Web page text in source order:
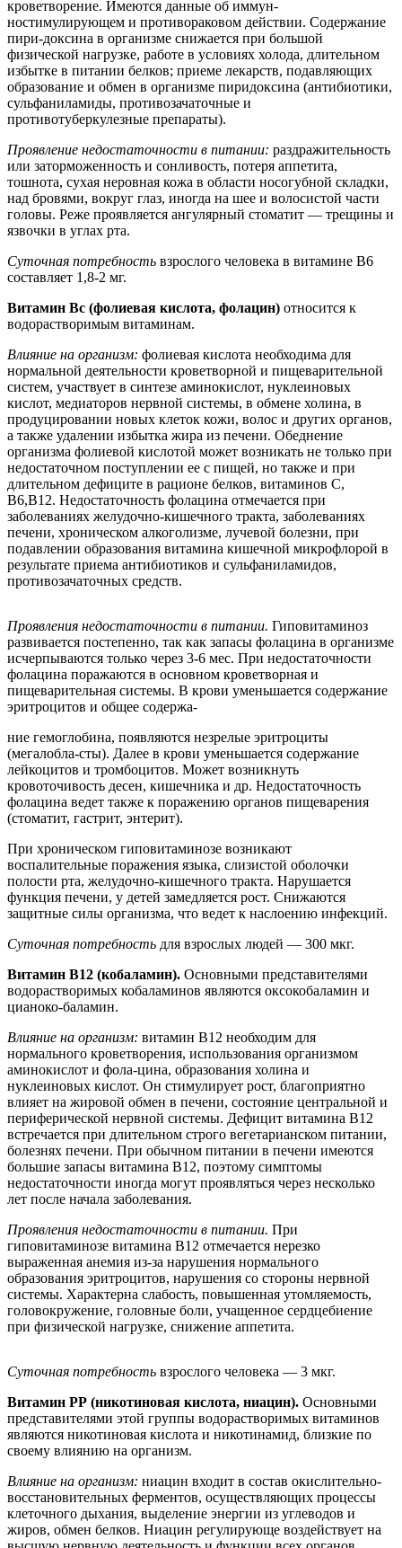
кроветворение. Имеются данные об иммун-
ностимулирующем и противораковом действии. Содержание
пири-доксина в организме снижается при большой
физической нагрузке, работе в условиях холода, длительном
избытке в питании белков; приеме лекарств, подавляющих
образование и обмен в организме пиридоксина (антибиотики,
сульфаниламиды, противозачаточные и
противотуберкулезные препараты).
Проявление недостаточности в питании: раздражительность
или заторможенность и сонливость, потеря аппетита,
тошнота, сухая неровная кожа в области носогубной складки,
над бровями, вокруг глаз, иногда на шее и волосистой части
головы. Реже проявляется ангулярный стоматит — трещины и
язвочки в углах рта.
Суточная потребность взрослого человека в витамине В6
составляет 1,8-2 мг.
Витамин Вс (фолиевая кислота, фолацин) относится к
водорастворимым витаминам.
Влияние на организм: фолиевая кислота необходима для
нормальной деятельности кроветворной и пищеварительной
систем, участвует в синтезе аминокислот, нуклеиновых
кислот, медиаторов нервной системы, в обмене холина, в
продуцировании новых клеток кожи, волос и других органов,
а также удалении избытка жира из печени. Обеднение
организма фолиевой кислотой может возникать не только при
недостаточном поступлении ее с пищей, но также и при
длительном дефиците в рационе белков, витаминов С,
В6,В12. Недостаточность фолацина отмечается при
заболеваниях желудочно-кишечного тракта, заболеваниях
печени, хроническом алкоголизме, лучевой болезни, при
подавлении образования витамина кишечной микрофлорой в
результате приема антибиотиков и сульфаниламидов,
противозачаточных средств.
Проявления недостаточности в питании. Гиповитаминоз
развивается постепенно, так как запасы фолацина в организме
исчерпываются только через 3-6 мес. При недостаточности
фолацина поражаются в основном кроветворная и
пищеварительная системы. В крови уменьшается содержание
эритроцитов и общее содержа-
ние гемоглобина, появляются незрелые эритроциты
(мегалобла-сты). Далее в крови уменьшается содержание
лейкоцитов и тромбоцитов. Может возникнуть
кровоточивость десен, кишечника и др. Недостаточность
фолацина ведет также к поражению органов пищеварения
(стоматит, гастрит, энтерит).
При хроническом гиповитаминозе возникают
воспалительные поражения языка, слизистой оболочки
полости рта, желудочно-кишечного тракта. Нарушается
функция печени, у детей замедляется рост. Снижаются
защитные силы организма, что ведет к наслоению инфекций.
Суточная потребность для взрослых людей — 300 мкг.
Витамин В12 (кобаламин). Основными представителями
водорастворимых кобаламинов являются оксокобаламин и
цианоко-баламин.
Влияние на организм: витамин В12 необходим для
нормального кроветворения, использования организмом
аминокислот и фола-цина, образования холина и
нуклеиновых кислот. Он стимулирует рост, благоприятно
влияет на жировой обмен в печени, состояние центральной и
периферической нервной системы. Дефицит витамина В12
встречается при длительном строго вегетарианском питании,
болезнях печени. При обычном питании в печени имеются
большие запасы витамина В12, поэтому симптомы
недостаточности иногда могут проявляться через несколько
лет после начала заболевания.
Проявления недостаточности в питании. При
гиповитаминозе витамина В12 отмечается нерезко
выраженная анемия из-за нарушения нормального
образования эритроцитов, нарушения со стороны нервной
системы. Характерна слабость, повышенная утомляемость,
головокружение, головные боли, учащенное сердцебиение
при физической нагрузке, снижение аппетита.
Суточная потребность взрослого человека — 3 мкг.
Витамин РР (никотиновая кислота, ниацин). Основными
представителями этой группы водорастворимых витаминов
являются никотиновая кислота и никотинамид, близкие по
своему влиянию на организм.
Влияние на организм: ниацин входит в состав окислительно-
восстановительных ферментов, осуществляющих процессы
клеточного дыхания, выделение энергии из углеводов и
жиров, обмен белков. Ниацин регулирующе воздействует на